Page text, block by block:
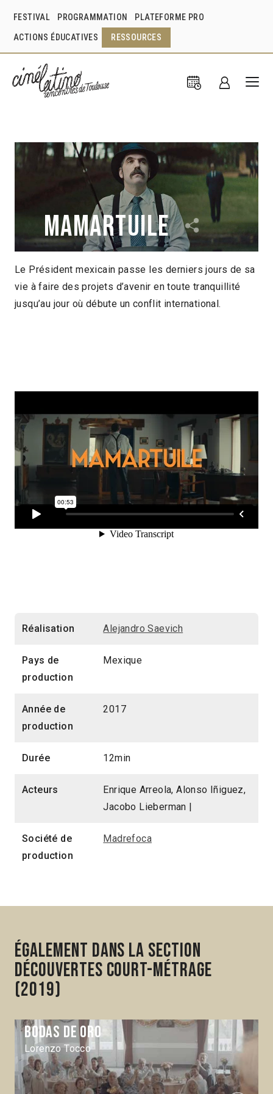
FESTIVAL PROGRAMMATION PLATEFORME PRO
ACTIONS ÉDUCATIVES RESSOURCES
Mamartuile
Alejandro Saevich Mexique 2017
12min
2019 > Découvertes Court-métrage
Le Président mexicain passe les derniers jours de sa
vie à faire des projets d’avenir en toute tranquillité
jusqu’au jour où débute un conflit international.
Réalisation Alejandro Saevich
Pays de
production
Mexique
Année de
production
2017
Durée 12min
Acteurs
Enrique Arreola, Alonso Iñiguez,
Jacobo Lieberman |
Société de
production
Madrefoca
Également dans la section
Découvertes Court-métrage
(2019)
Bodas de oro
Lorenzo Tocco